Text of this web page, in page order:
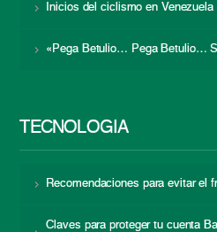
Inicios del ciclismo en Venezuela
«Pega Betulio… Pega Betulio…
TECNOLOGÍA
Recomendaciones para evitar el
Claves para proteger tu cuenta